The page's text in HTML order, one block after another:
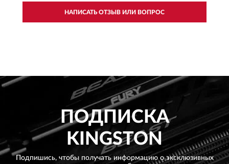
НАПИСАТЬ ОТЗЫВ ИЛИ ВОПРОС
ПОДПИСКА
KINGSTON
Подпишись, чтобы получать информацию о эксклюзивных